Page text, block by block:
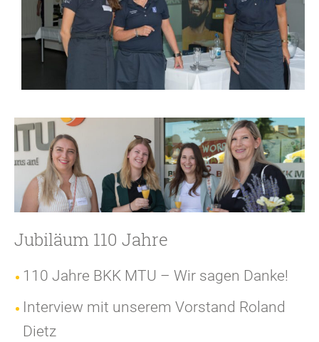
Jubiläum 110 Jahre
110 Jahre BKK MTU – Wir sagen Danke!
Interview mit unserem Vorstand Roland
Dietz